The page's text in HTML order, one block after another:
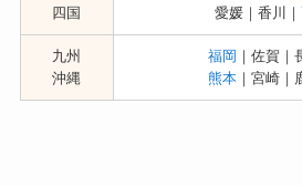
四国
愛媛｜香川｜
九州
沖縄
福岡 ｜佐賀｜
熊本｜宮崎｜